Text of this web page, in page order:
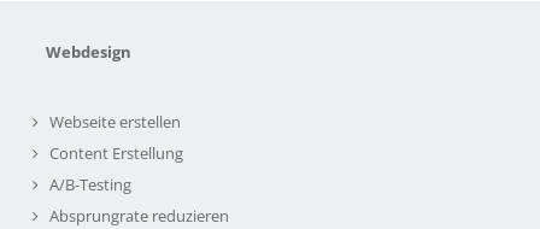
Webdesign
Webseite erstellen
Content Erstellung
A/B-Testing
Absprungrate reduzieren